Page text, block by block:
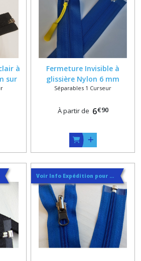
à
sur
Fermeture Invisible à
glissière Nylon 6 mm
Spirale sur mesure dans 50
Séparables 1 Curseur
À partir de 6€90
Voir Info Expédition pour Régler les Frais de Port au Meilleur Prix , En haut d'ecran à Droite